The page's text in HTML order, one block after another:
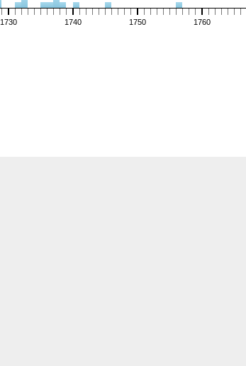
1730 1740 1750 1760